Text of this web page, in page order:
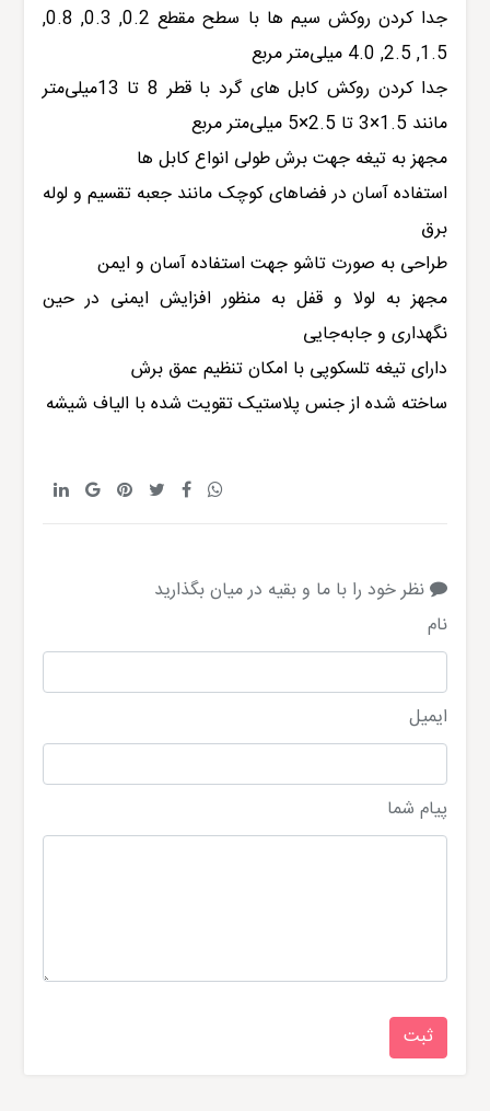
جدا کردن روکش سیم ها با سطح مقطع 0.2, 0.3, 0.8,
1.5, 2.5, 4.0 میلی‌متر مربع
جدا کردن روکش کابل های گرد با قطر 8 تا 13میلی‌متر
مانند 1.5×3 تا 2.5×5 میلی‌متر مربع
مجهز به تیغه جهت برش طولی انواع کابل ها
استفاده آسان در فضاهای کوچک مانند جعبه تقسیم و لوله
برق
طراحی به صورت تاشو جهت استفاده آسان و ایمن
مجهز به لولا و قفل به منظور افزایش ایمنی در حین
نگهداری و جابه‌جایی
دارای تیغه تلسکوپی با امکان تنظیم عمق برش
ساخته شده از جنس پلاستیک تقویت شده با الیاف شیشه
نظر خود را با ما و بقیه در میان بگذارید
نام
ایمیل
پیام شما